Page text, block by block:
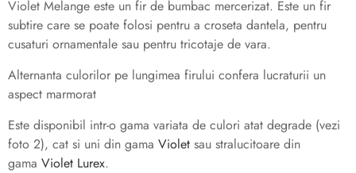
Violet Melange este un fir de bumbac mercerizat. Este un fir
subtire care se poate folosi pentru a croseta dantela, pentru
cusaturi ornamentale sau pentru tricotaje de vara.
Alternanta culorilor pe lungimea firului confera lucraturii un
aspect marmorat
Este disponibil intr-o gama variata de culori atat degrade (vezi
foto 2), cat si uni din gama Violet sau stralucitoare din
gama Violet Lurex.